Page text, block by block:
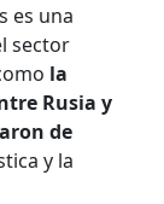
es una
sector
la
Rusia y
de
y la